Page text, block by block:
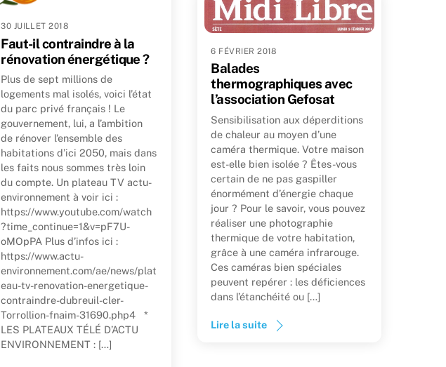
30 JUILLET 2018
Faut-il contraindre à la
rénovation énergétique ?
Plus de sept millions de
logements mal isolés, voici l’état
du parc privé français ! Le
gouvernement, lui, a l’ambition
de rénover l’ensemble des
habitations d’ici 2050, mais dans
les faits nous sommes très loin
du compte. Un plateau TV actu-
environnement à voir ici :
https://www.youtube.com/watch
?time_continue=1&v=pF7U-
oMOpPA Plus d’infos ici :
https://www.actu-
environnement.com/ae/news/plat
eau-tv-renovation-energetique-
contraindre-dubreuil-cler-
Torrollion-fnaim-31690.php4 *
LES PLATEAUX TÉLÉ D’ACTU
ENVIRONNEMENT : […]
6 FÉVRIER 2018
Balades
thermographiques avec
l’association Gefosat
Sensibilisation aux déperditions
de chaleur au moyen d’une
caméra thermique. Votre maison
est-elle bien isolée ? Êtes-vous
certain de ne pas gaspiller
énormément d’énergie chaque
jour ? Pour le savoir, vous pouvez
réaliser une photographie
thermique de votre habitation,
grâce à une caméra infrarouge.
Ces caméras bien spéciales
peuvent repérer : les déficiences
dans l’étanchéité ou […]
Lire la suite